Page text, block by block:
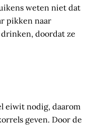
weten niet dat
pikken naar
doordat ze
eiwit nodig, daarom
geven. Door de